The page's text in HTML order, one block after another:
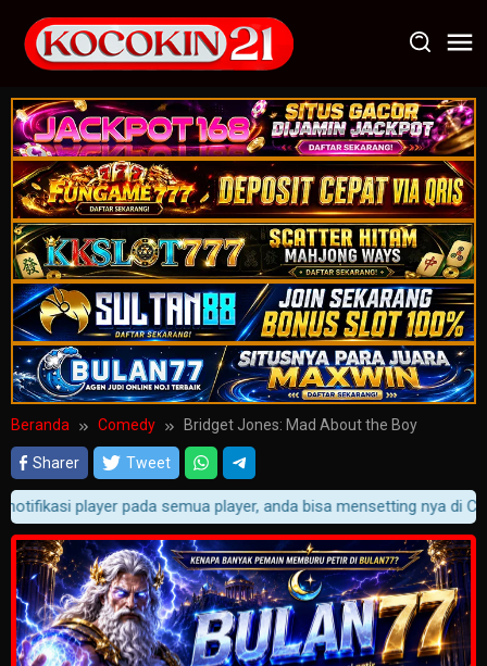
konten
Beranda Comedy Bridget Jones: Mad About the Boy
Sharer Tweet
player pada semua player, anda bisa mensetting nya di